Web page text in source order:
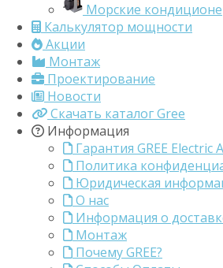
Морские
Калькулятор мощности
Акции
Монтаж
Проектирование
Новости
Скачать каталог Gree
Информация
Гарантия GREE Electric
Политика
Юридическая
О нас
Информация о
Монтаж
Почему GREE?